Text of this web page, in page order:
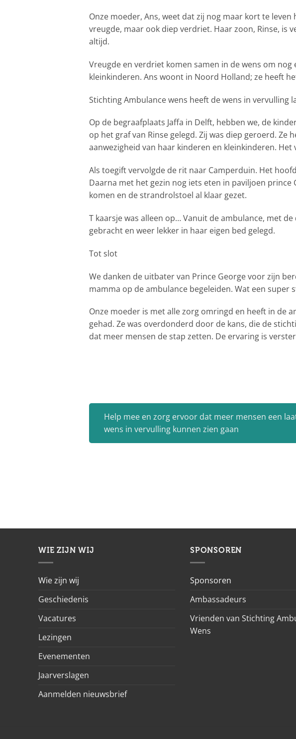
Onze moeder, Ans, weet dat zij nog maar kort te
vreugde, maar ook diep verdriet. Haar zoon, Rinse, is
altijd.
Vreugde en verdriet komen samen in de wens om
kleinkinderen. Ans woont in Noord Holland; ze heeft
Stichting Ambulance wens heeft de wens in vervulling
Op de begraafplaats Jaffa in Delft, hebben we, de
op het graf van Rinse gelegd. Zij was diep geroerd.
aanwezigheid van haar kinderen en kleinkinderen.
Als toegift vervolgde de rit naar Camperduin. Het
Daarna met het gezin nog iets eten in paviljoen prince
komen en de strandrolstoel al klaar gezet.
T kaarsje was alleen op… Vanuit de ambulance, met
gebracht en weer lekker in haar eigen bed gelegd.
Tot slot
We danken de uitbater van Prince George voor zijn
mamma op de ambulance begeleiden. Wat een super
Onze moeder is met alle zorg omringd en heeft in de
gehad. Ze was overdonderd door de kans, die de
dat meer mensen de stap zetten. De ervaring is
Help mee en zorg ervoor dat meer mensen een
wens in vervulling kunnen zien gaan
WIE ZIJN WIJ
Wie zijn wij
Geschiedenis
Vacatures
Lezingen
Evenementen
Jaarverslagen
Aanmelden nieuwsbrief
SPONSOREN
Sponsoren
Ambassadeurs
Vrienden van Stichting
Wens